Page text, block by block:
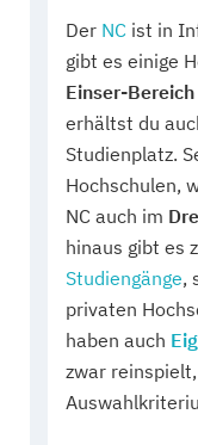
Der NC ist in
gibt es einige
Einser-Bereich
erhältst du
Studienplatz.
Hochschulen,
NC auch im
hinaus gibt es
Studiengänge,
privaten
haben auch
zwar